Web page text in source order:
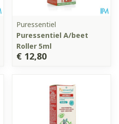
Puressentiel
Puressentiel A/beet
Roller 5ml
€ 12,80